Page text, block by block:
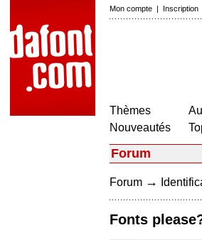
Mon compte | Inscription
Thèmes
Nouveautés
Forum
Forum →
Fonts